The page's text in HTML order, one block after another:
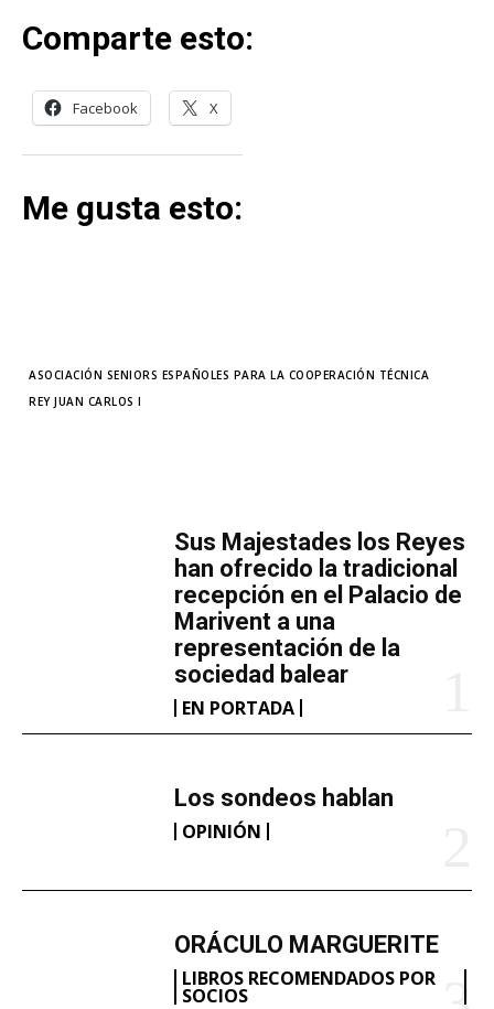
​Sus Majestades los Reyes
han ofrecido la tradicional
recepción en el Palacio de
Marivent​ a una
representación de la
sociedad balear
EN PORTADA
Los sondeos hablan
OPINIÓN
ORÁCULO MARGUERITE
LIBROS RECOMENDADOS POR
SOCIOS
Comparte esto:
Facebook X
Me gusta esto:
ASOCIACIÓN SENIORS ESPAÑOLES PARA LA COOPERACIÓN TÉCNICA
REY JUAN CARLOS I